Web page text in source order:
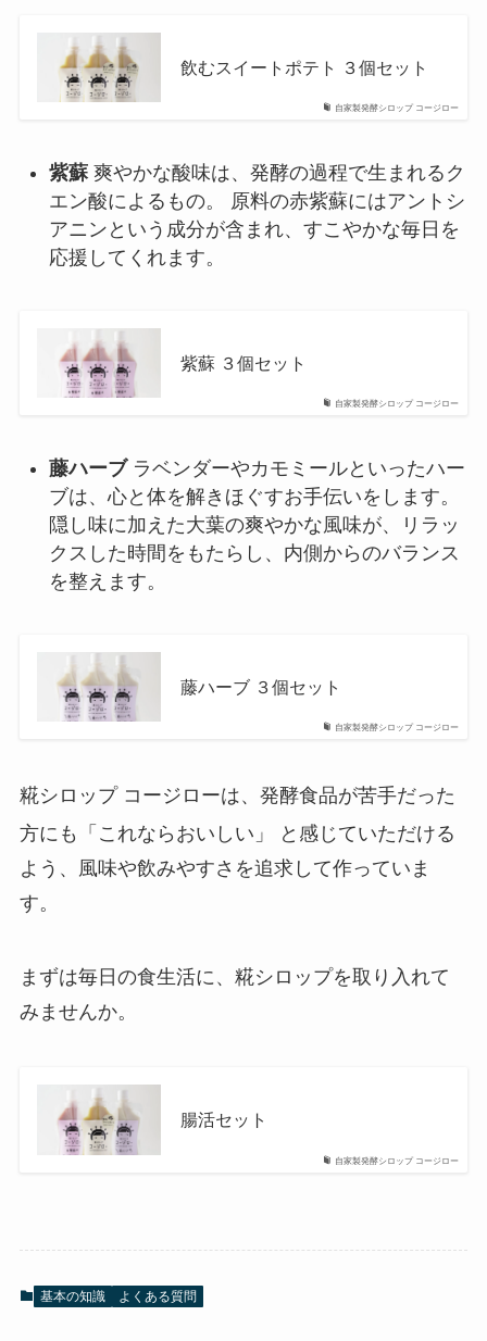
自家製発酵シロップ コージロー
飲むスイートポテト ３個セット
紫蘇爽やかな酸味は、発酵の過程で生まれるク
エン酸によるもの。 原料の赤紫蘇にはアントシ
アニンという成分が含まれ、すこやかな毎日を
応援してくれます。
自家製発酵シロップ コージロー
紫蘇 ３個セット
藤ハーブラベンダーやカモミールといったハー
ブは、心と体を解きほぐすお手伝いをします。
隠し味に加えた大葉の爽やかな風味が、リラッ
クスした時間をもたらし、内側からのバランス
を整えます。
自家製発酵シロップ コージロー
藤ハーブ ３個セット
糀シロップ コージローは、発酵食品が苦手だった
方にも「これならおいしい」
と感じていただける
よう、風味や飲みやすさを追求して作っていま
す。
まずは毎日の食生活に、糀シロップを取り入れて
みませんか。
自家製発酵シロップ コージロー
腸活セット
基本の知識 よくある質問